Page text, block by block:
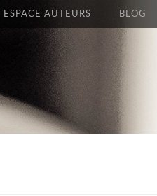
ESPACE AUTEURS BLOG